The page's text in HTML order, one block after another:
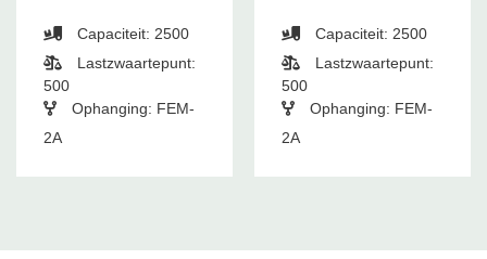
Capaciteit: 2500
Lastzwaartepunt:
500
Ophanging: FEM-
2A
Capaciteit: 2500
Lastzwaartepunt:
500
Ophanging: FEM-
2A